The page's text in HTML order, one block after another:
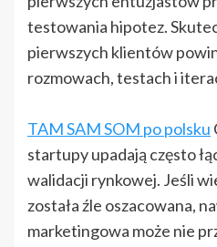
testowania hipotez.
pierwszych klientów
rozmowach, testach i
TAM SAM SOM po polsku
startupy upadają często
walidacji rynkowej. Jeśli
została źle oszacowana,
marketingowa może nie